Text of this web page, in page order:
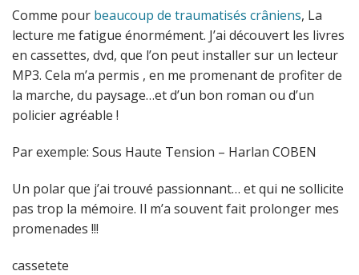
Comme pour beaucoup de traumatisés crâniens, La
lecture me fatigue énormément. J’ai découvert les livres
en cassettes, dvd, que l’on peut installer sur un lecteur
MP3. Cela m’a permis , en me promenant de profiter de
la marche, du paysage…et d’un bon roman ou d’un
policier agréable !
Par exemple: Sous Haute Tension – Harlan COBEN
Un polar que j’ai trouvé passionnant… et qui ne sollicite
pas trop la mémoire. Il m’a souvent fait prolonger mes
promenades !!!
cassetete